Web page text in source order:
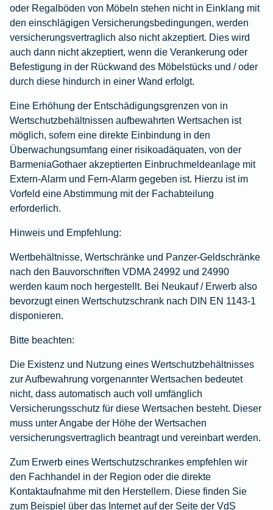
oder Regalböden von Möbeln stehen nicht in Einklang mit
den einschlägigen Versicherungsbedingungen, werden
versicherungsvertraglich also nicht akzeptiert. Dies wird
auch dann nicht akzeptiert, wenn die Verankerung oder
Befestigung in der Rückwand des Möbelstücks und / oder
durch diese hindurch in einer Wand erfolgt.
Eine Erhöhung der Entschädigungsgrenzen von in
Wertschutzbehältnissen aufbewahrten Wertsachen ist
möglich, sofern eine direkte Einbindung in den
Überwachungsumfang einer risikoadäquaten, von der
BarmeniaGothaer akzeptierten Einbruchmeldeanlage mit
Extern-Alarm und Fern-Alarm gegeben ist. Hierzu ist im
Vorfeld eine Abstimmung mit der Fachabteilung
erforderlich.
Hinweis und Empfehlung:
Wertbehältnisse, Wertschränke und Panzer-Geldschränke
nach den Bauvorschriften VDMA 24992 und 24990
werden kaum noch hergestellt. Bei Neukauf / Erwerb also
bevorzugt einen Wertschutzschrank nach DIN EN 1143-1
disponieren.
Bitte beachten:
Die Existenz und Nutzung eines Wertschutzbehältnisses
zur Aufbewahrung vorgenannter Wertsachen bedeutet
nicht, dass automatisch auch voll umfänglich
Versicherungsschutz für diese Wertsachen besteht. Dieser
muss unter Angabe der Höhe der Wertsachen
versicherungsvertraglich beantragt und vereinbart werden.
Zum Erwerb eines Wertschutzschrankes empfehlen wir
den Fachhandel in der Region oder die direkte
Kontaktaufnahme mit den Herstellern. Diese finden Sie
zum Beispiel über das Internet auf der Seite der VdS